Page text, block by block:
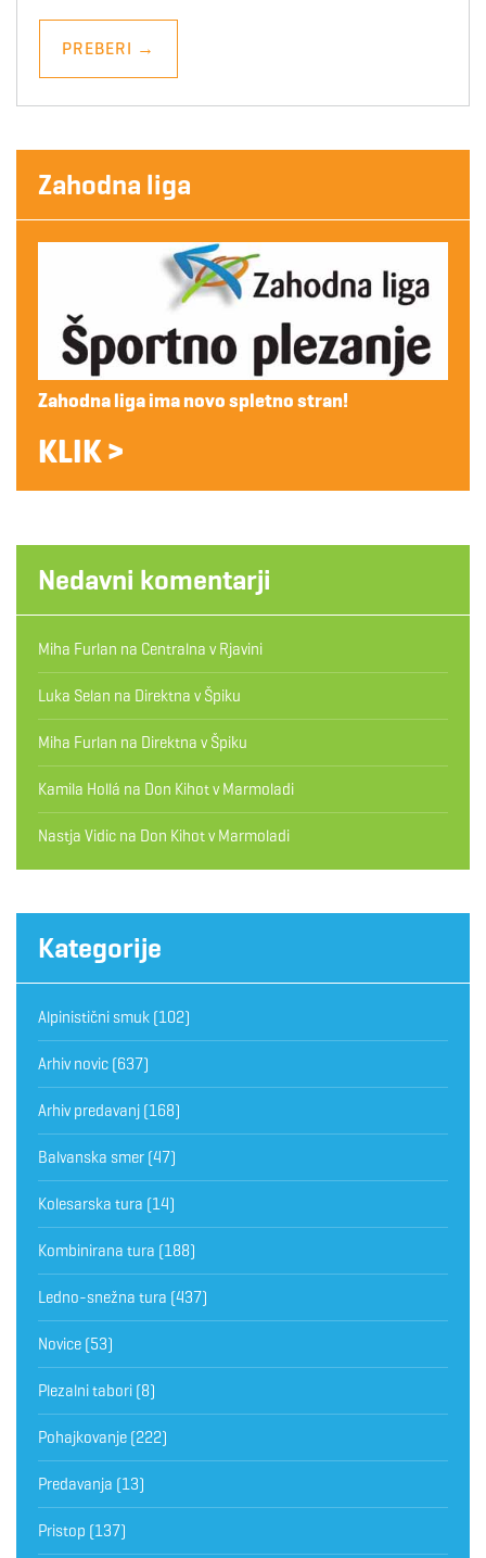
PREBERI →
Zahodna liga
Zahodna liga ima novo spletno stran!
KLIK >
Nedavni komentarji
Miha Furlan na Centralna v Rjavini
Luka Selan na Direktna v Špiku
Miha Furlan na Direktna v Špiku
Kamila Hollá na Don Kihot v Marmoladi
Nastja Vidic na Don Kihot v Marmoladi
Kategorije
Alpinistični smuk (102)
Arhiv novic (637)
Arhiv predavanj (168)
Balvanska smer (47)
Kolesarska tura (14)
Kombinirana tura (188)
Ledno-snežna tura (437)
Novice (53)
Plezalni tabori (8)
Pohajkovanje (222)
Predavanja (13)
Pristop (137)